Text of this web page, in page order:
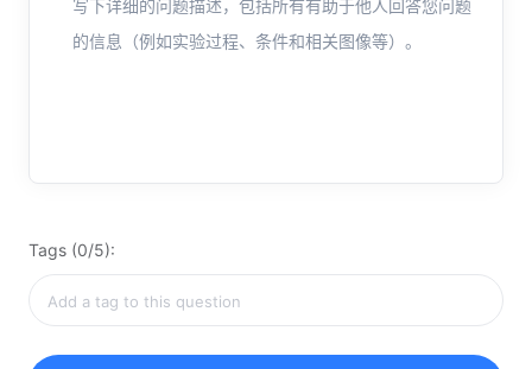
写下详细的问题描述，包括所有有助于他人回答您问题
的信息（例如实验过程、条件和相关图像等）。
Tags (0/5):